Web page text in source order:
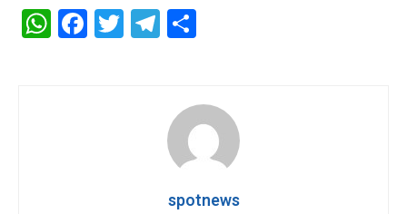
W
h
F
a
T
wi
T
el
gr
a
m
e
spotnews